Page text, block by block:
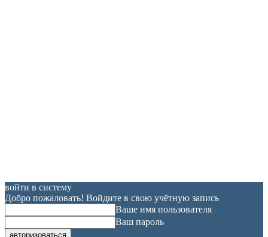
войти в систему
Добро пожаловать! Войдите в свою учётную запись
Ваше имя пользователя
Ваш пароль